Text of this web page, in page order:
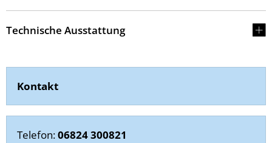
Technische Ausstattung
Kontakt
Telefon:06824 300821